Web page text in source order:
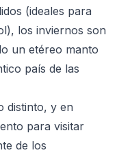
(ideales para
los inviernos son
un etéreo manto
país de las
distinto, y en
para visitar
de los